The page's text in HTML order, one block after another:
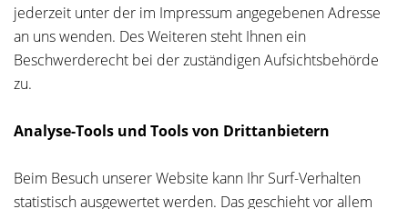
jederzeit unter der im Impressum angegebenen Adresse
an uns wenden. Des Weiteren steht Ihnen ein
Beschwerderecht bei der zuständigen Aufsichtsbehörde
zu.
Analyse-Tools und Tools von Drittanbietern
Beim Besuch unserer Website kann Ihr Surf-Verhalten
statistisch ausgewertet werden. Das geschieht vor allem